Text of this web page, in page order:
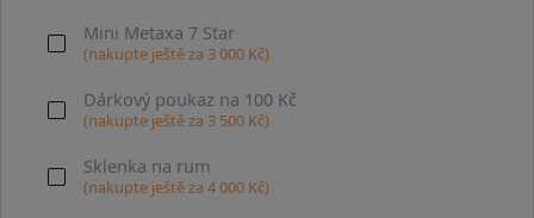
Mini Metaxa 7 Star
(nakupte ještě za 3 000Kč)
Dárkový poukaz na 100 Kč
(nakupte ještě za 3 500Kč)
Sklenka na rum
(nakupte ještě za 4 000Kč)